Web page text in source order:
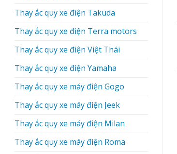
Thay ắc quy xe điện Takuda
Thay ắc quy xe điện Terra motors
Thay ắc quy xe điện Việt Thái
Thay ắc quy xe điện Yamaha
Thay ắc quy xe máy điện Gogo
Thay ắc quy xe máy điện Jeek
Thay ắc quy xe máy điện Milan
Thay ắc quy xe máy điện Roma